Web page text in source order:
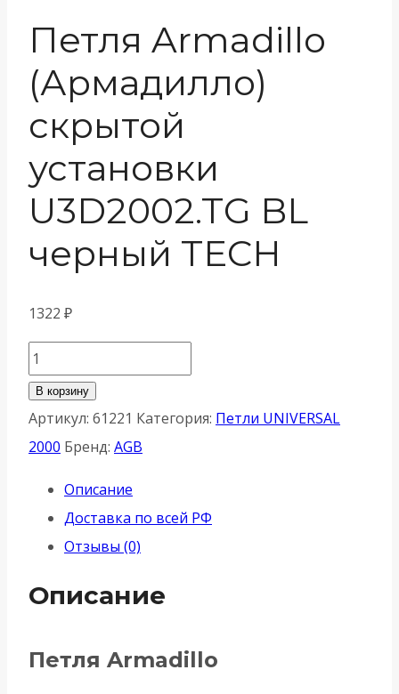
Петля Armadillo
(Армадилло)
скрытой
установки
U3D2002.TG BL
черный TECH
1322 ₽
Количество
товара
Петля
Armadillo
скрытой
установки
U3D2002.TG
BL
В корзину
Артикул: 61221 Категория: Петли UNIVERSAL
2000 Бренд: AGB
Описание
Доставка по всей РФ
Отзывы (0)
Описание
Петля Armadillo